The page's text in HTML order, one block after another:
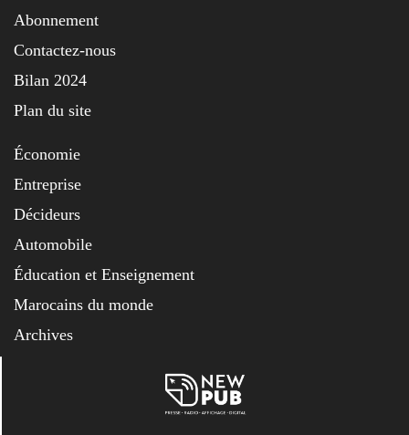
Abonnement
Contactez-nous
Bilan 2024
Plan du site
Économie
Entreprise
Décideurs
Automobile
Éducation et Enseignement
Marocains du monde
Archives